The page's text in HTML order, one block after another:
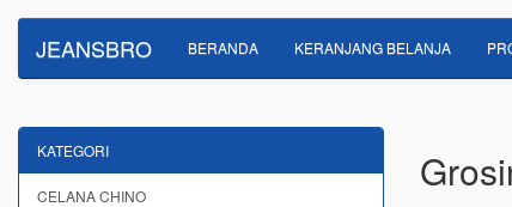
JEANSBRO BERANDA KERANJANG BELANJA
KATEGORI
CELANA CHINO